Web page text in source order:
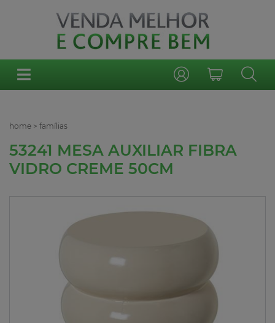
home > famílias
53241 MESA AUXILIAR FIBRA
VIDRO CREME 50CM